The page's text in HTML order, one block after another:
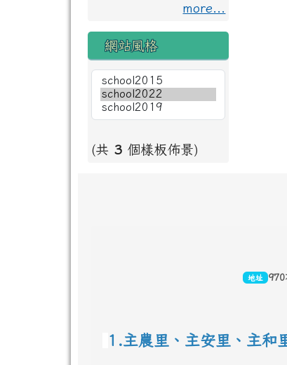
more...
網站風格
(共 3個樣板佈景)
地址 970
1.主農里、主安里、主和